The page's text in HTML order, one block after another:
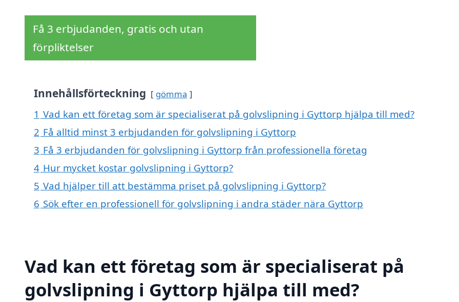
Få 3 erbjudanden, gratis och utan
förpliktelser
Innehållsförteckning gömma
1 Vad kan ett företag som är specialiserat på golvslipning i Gyttorp hjälpa till med?
2 Få alltid minst 3 erbjudanden för golvslipning i Gyttorp
3 Få 3 erbjudanden för golvslipning i Gyttorp från professionella företag
4 Hur mycket kostar golvslipning i Gyttorp?
5 Vad hjälper till att bestämma priset på golvslipning i Gyttorp?
6 Sök efter en professionell för golvslipning i andra städer nära Gyttorp
Vad kan ett företag som är specialiserat på
golvslipning i Gyttorp hjälpa till med?